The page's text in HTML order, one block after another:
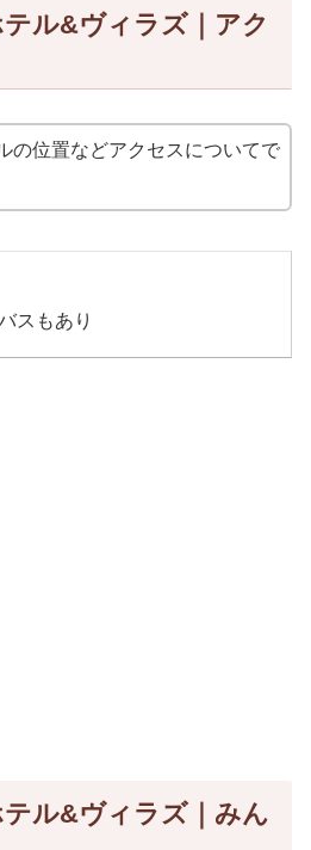
ル&ヴィラズ｜アク
の位置などアクセスについてで
スもあり
ル&ヴィラズ｜みん